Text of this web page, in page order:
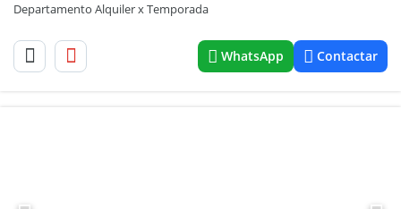
Departamento Alquiler x Temporada
WhatsApp Contactar